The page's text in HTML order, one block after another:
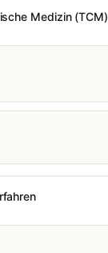
Medizin (TCM)